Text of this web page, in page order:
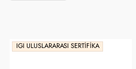
IGI ULUSLARARASI SERTIFIKA